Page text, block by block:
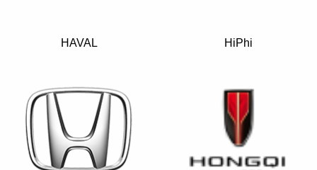
HAVAL HiPhi